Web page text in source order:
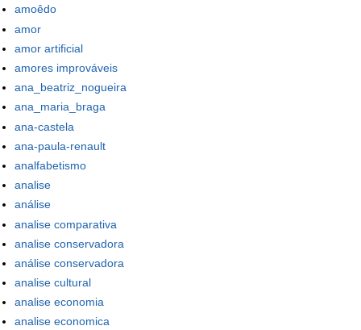
amoêdo
amor
amor artificial
amores improváveis
ana_beatriz_nogueira
ana_maria_braga
ana-castela
ana-paula-renault
analfabetismo
analise
análise
analise comparativa
analise conservadora
análise conservadora
analise cultural
analise economia
analise economica